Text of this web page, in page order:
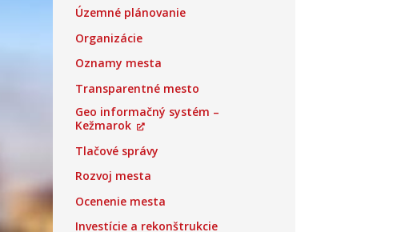
Územné plánovanie
Organizácie
Oznamy mesta
Transparentné mesto
Geo informačný systém –
Kežmarok
Tlačové správy
Rozvoj mesta
Ocenenie mesta
Investície a rekonštrukcie